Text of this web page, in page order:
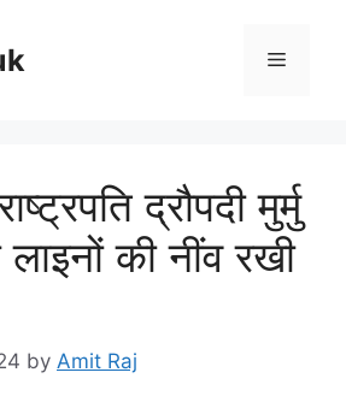
Menu
द्रौपदी मुर्मु
की नींव रखी
by Amit Raj